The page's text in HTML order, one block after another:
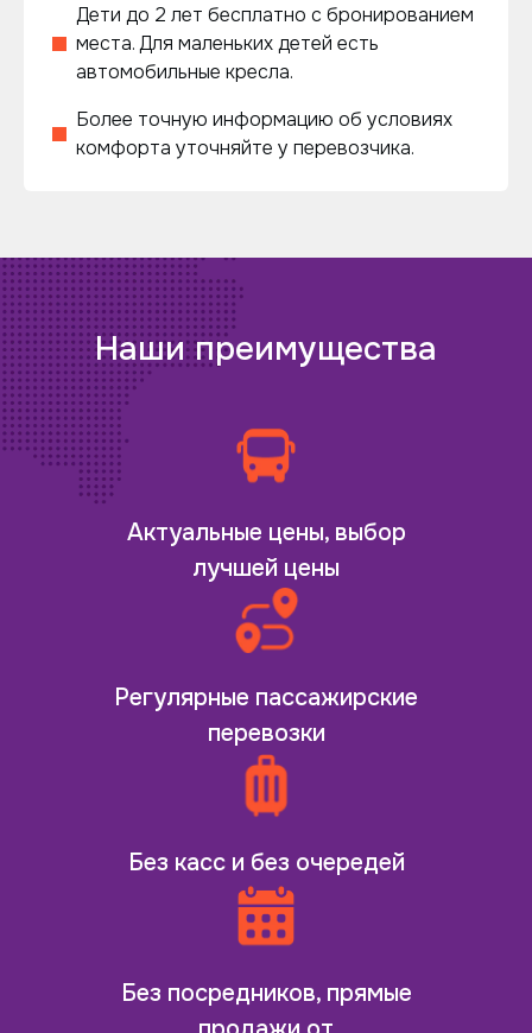
Дети до 2 лет бесплатно с бронированием
места. Для маленьких детей есть
автомобильные кресла.
Более точную информацию об условиях
комфорта уточняйте у перевозчика.
Наши преимущества
Актуальные цены, выбор
лучшей цены
Регулярные пассажирские
перевозки
Без касс и без очередей
Без посредников, прямые